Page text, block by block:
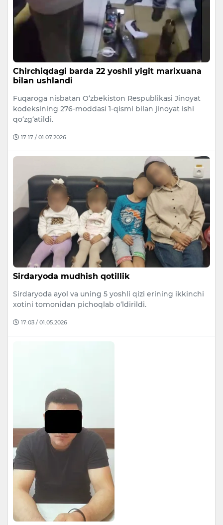
Chirchiqdagi barda 22 yoshli yigit marixuana
bilan ushlandi
Fuqaroga nisbatan O‘zbekiston Respublikasi Jinoyat
kodeksining 276-moddasi 1-qismi bilan jinoyat ishi
qo‘zg‘atildi.
17:17 / 01.07.2026
Sirdaryoda mudhish qotillik
Sirdaryoda ayol va uning 5 yoshli qizi erining ikkinchi
xotini tomonidan pichoqlab o‘ldirildi.
17:03 / 01.05.2026